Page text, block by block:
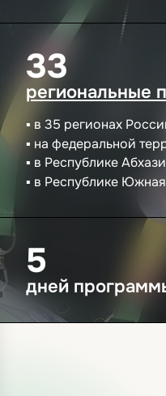
33
региональные
в 35 регионах
на федеральной
в Республике
в Республике
5
дней